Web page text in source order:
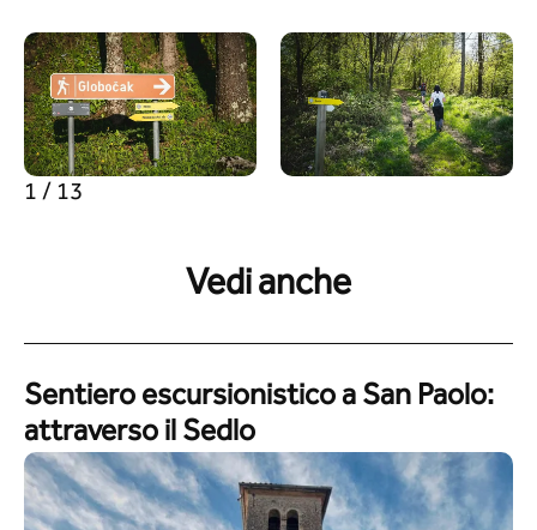
1 / 13
Vedi anche
Sentiero escursionistico a San Paolo:
attraverso il Sedlo